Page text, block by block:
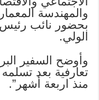
والمهندسة
بحضور نائب رئيس
الولي.
وأوضح السفير
تعارفية بعد
منذ اربعة أشهر”.